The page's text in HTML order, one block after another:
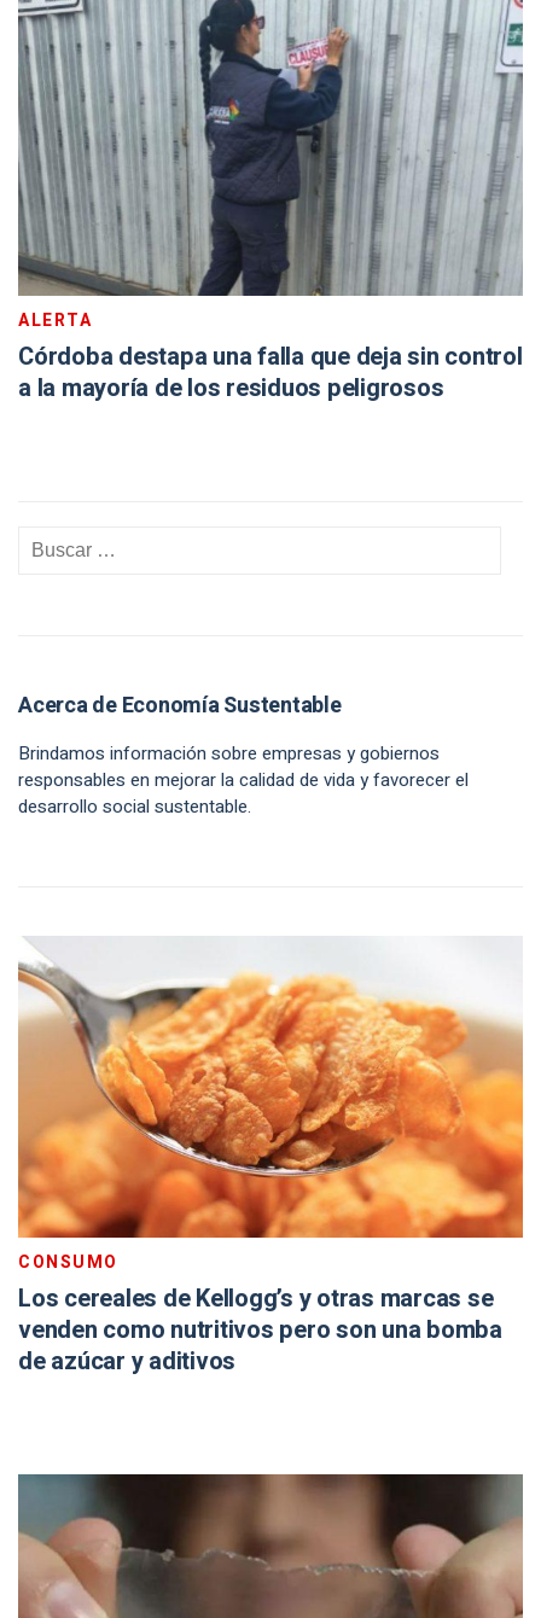
ALERTA
Córdoba destapa una falla que deja sin control
a la mayoría de los residuos peligrosos
Acerca de Economía Sustentable
Brindamos información sobre empresas y gobiernos
responsables en mejorar la calidad de vida y favorecer el
desarrollo social sustentable.
CONSUMO
Los cereales de Kellogg’s y otras marcas se
venden como nutritivos pero son una bomba
de azúcar y aditivos